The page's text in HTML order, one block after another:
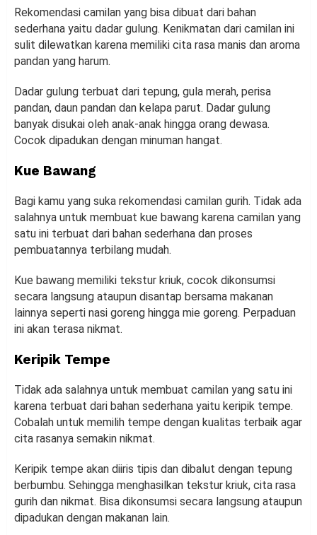
Rekomendasi camilan yang bisa dibuat dari bahan
sederhana yaitu dadar gulung. Kenikmatan dari camilan ini
sulit dilewatkan karena memiliki cita rasa manis dan aroma
pandan yang harum.
Dadar gulung terbuat dari tepung, gula merah, perisa
pandan, daun pandan dan kelapa parut. Dadar gulung
banyak disukai oleh anak-anak hingga orang dewasa.
Cocok dipadukan dengan minuman hangat.
Kue Bawang
Bagi kamu yang suka rekomendasi camilan gurih. Tidak ada
salahnya untuk membuat kue bawang karena camilan yang
satu ini terbuat dari bahan sederhana dan proses
pembuatannya terbilang mudah.
Kue bawang memiliki tekstur kriuk, cocok dikonsumsi
secara langsung ataupun disantap bersama makanan
lainnya seperti nasi goreng hingga mie goreng. Perpaduan
ini akan terasa nikmat.
Keripik Tempe
Tidak ada salahnya untuk membuat camilan yang satu ini
karena terbuat dari bahan sederhana yaitu keripik tempe.
Cobalah untuk memilih tempe dengan kualitas terbaik agar
cita rasanya semakin nikmat.
Keripik tempe akan diiris tipis dan dibalut dengan tepung
berbumbu. Sehingga menghasilkan tekstur kriuk, cita rasa
gurih dan nikmat. Bisa dikonsumsi secara langsung ataupun
dipadukan dengan makanan lain.